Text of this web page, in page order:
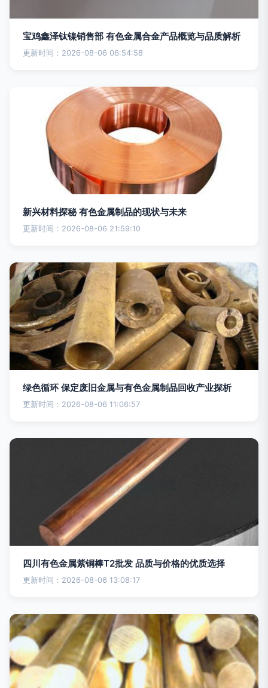
宝鸡鑫泽钛镍销售部 有色金属合金产品概览与品质解析
更新时间：2026-08-06 06:54:58
新兴材料探秘 有色金属制品的现状与未来
更新时间：2026-08-06 21:59:10
绿色循环 保定废旧金属与有色金属制品回收产业探析
更新时间：2026-08-06 11:06:57
四川有色金属紫铜棒T2批发 品质与价格的优质选择
更新时间：2026-08-06 13:08:17